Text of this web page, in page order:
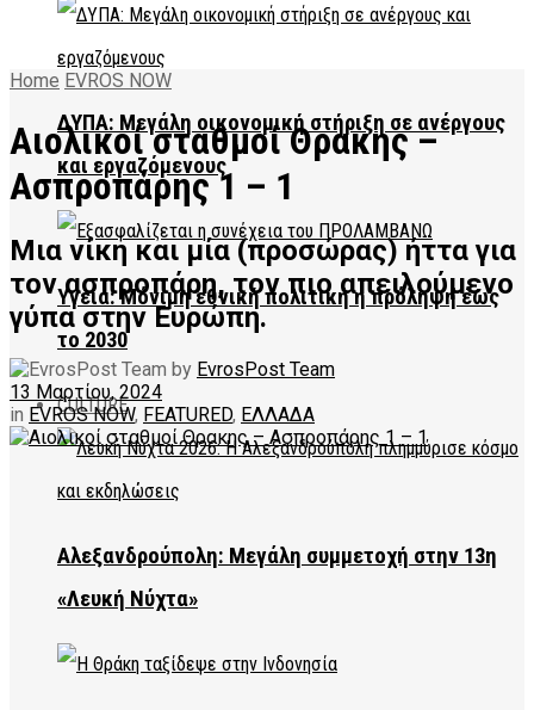
ΔΥΠΑ: Μεγάλη οικονομική στήριξη σε ανέργους
και εργαζόμενους
Υγεία: Μόνιμη εθνική πολιτική η πρόληψη έως
το 2030
CULTURE
Αλεξανδρούπολη: Μεγάλη συμμετοχή στην 13η
«Λευκή Νύχτα»
Home EVROS NOW
Αιολικοί σταθμοί Θρακης –
Ασπροπάρης 1 – 1
Μια νίκη και μία (προσώρας) ήττα για
τον ασπροπάρη, τον πιο απειλούμενο
γύπα στην Ευρώπη.
by EvrosPost Team
13 Μαρτίου, 2024
in EVROS NOW, FEATURED, ΕΛΛΑΔΑ